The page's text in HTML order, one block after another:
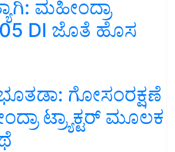
ಮಹೀಂದ್ರಾ
DI ಜೊತೆ ಹೊಸ
ಗೋಸಂರಕ್ಷಣೆ
ಟ್ರ್ಯಾಕ್ಟರ್ ಮೂಲಕ